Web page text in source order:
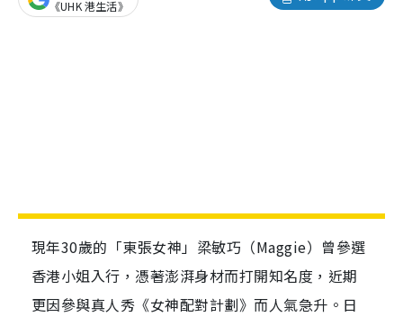
《UHK 港生活》
現年30歲的「東張女神」梁敏巧（Maggie）曾參選
香港小姐入行，憑著澎湃身材而打開知名度，近期
更因參與真人秀《女神配對計劃》而人氣急升。日